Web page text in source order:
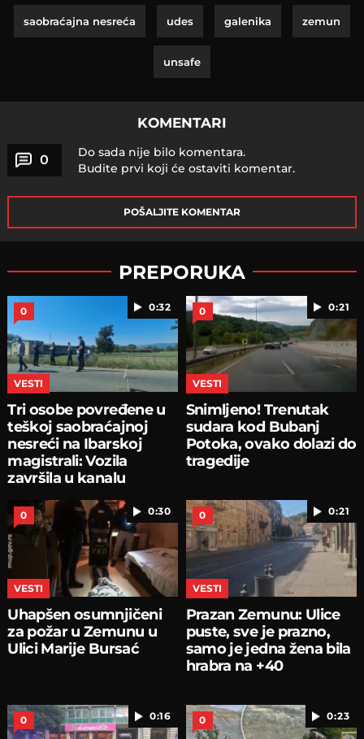
saobraćajna nesreća udes galenika zemun
unsafe
KOMENTARI
0
Do sada nije bilo komentara.
Budite prvi koji će ostaviti komentar.
POŠALJITE KOMENTAR
PREPORUKA
0:32
0
VESTI
Tri osobe povređene u
teškoj saobraćajnoj
nesreći na Ibarskoj
magistrali: Vozila
završila u kanalu
0:21
0
VESTI
Snimljeno! Trenutak
sudara kod Bubanj
Potoka, ovako dolazi do
tragedije
0:30
0
VESTI
Uhapšen osumnjičeni
za požar u Zemunu u
Ulici Marije Bursać
0:21
0
VESTI
Prazan Zemunu: Ulice
puste, sve je prazno,
samo je jedna žena bila
hrabra na +40
0:16
0 0:23
0